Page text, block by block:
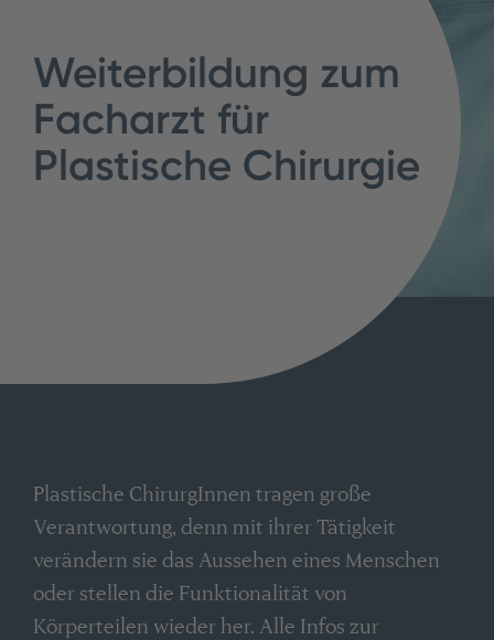
Weiterbildung zum
Facharzt für
Plastische Chirurgie
Plastische ChirurgInnen tragen große
Verantwortung, denn mit ihrer Tätigkeit
verändern sie das Aussehen eines Menschen
oder stellen die Funktionalität von
Körperteilen wieder her. Alle Infos zur